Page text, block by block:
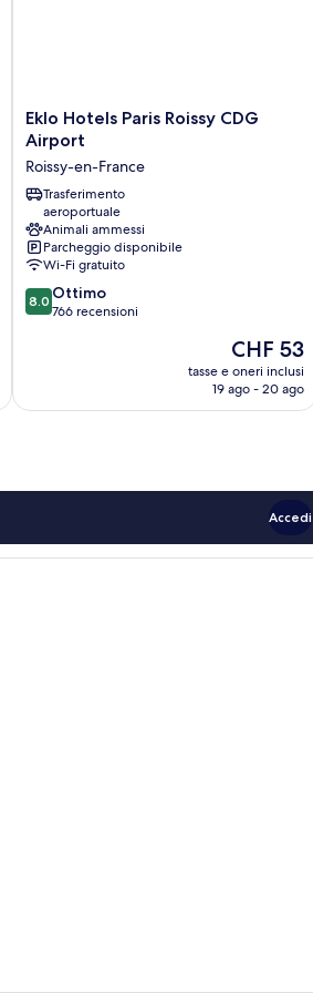
Eklo
Hotels
Paris
Roissy
CDG
Airport
Roissy-
en-
France
Eklo Hotels Paris Roissy CDG
Airport
Roissy-en-France
Trasferimento
aeroportuale
Animali ammessi
Parcheggio disponibile
Wi-Fi gratuito
8.0
su
8.0 Ottimo
766 recensioni
Il
prezzo
attuale
CHF 53
tasse e oneri inclusi
19 ago - 20 ago
Accedi